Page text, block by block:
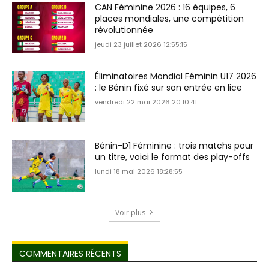
CAN Féminine 2026 : 16 équipes, 6
places mondiales, une compétition
révolutionnée
jeudi 23 juillet 2026 12:55:15
Éliminatoires Mondial Féminin U17 2026
: le Bénin fixé sur son entrée en lice
vendredi 22 mai 2026 20:10:41
Bénin-D1 Féminine : trois matchs pour
un titre, voici le format des play-offs
lundi 18 mai 2026 18:28:55
Voir plus
COMMENTAIRES RÉCENTS